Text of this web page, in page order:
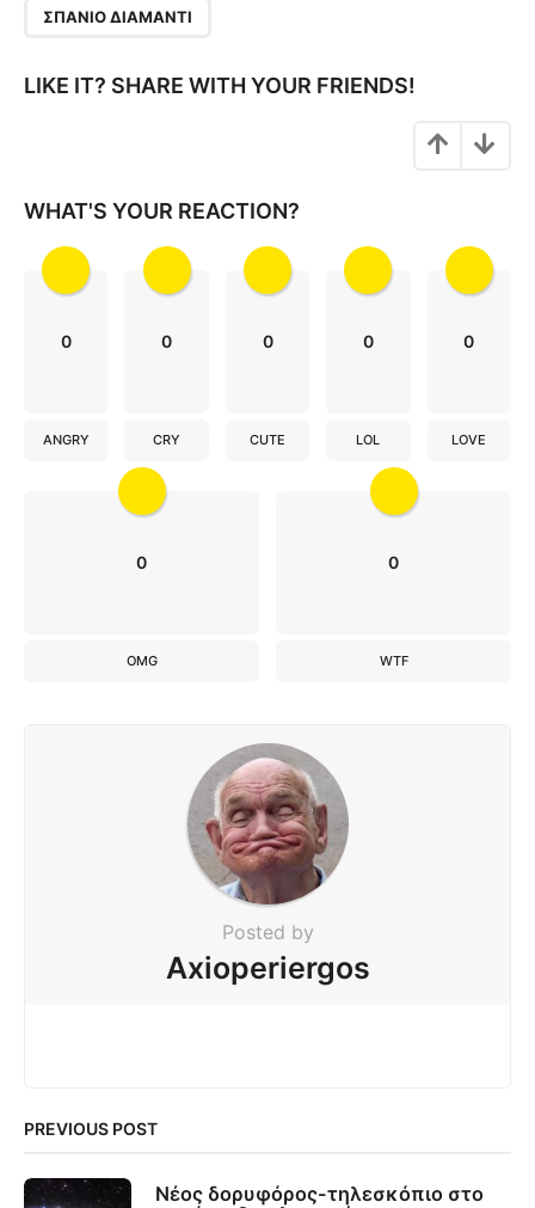
a
n
ΣΠΆΝΙΟ ΔΙΑΜΆΝΤΙ
LIKE IT? SHARE WITH YOUR FRIENDS!
WHAT'S YOUR REACTION?
0
ANGRY
0
CRY
0
CUTE
0
LOL
0
LOVE
0
OMG
0
WTF
Posted by
Axioperiergos
PREVIOUS POST
Νέος δορυφόρος-τηλεσκόπιο στο